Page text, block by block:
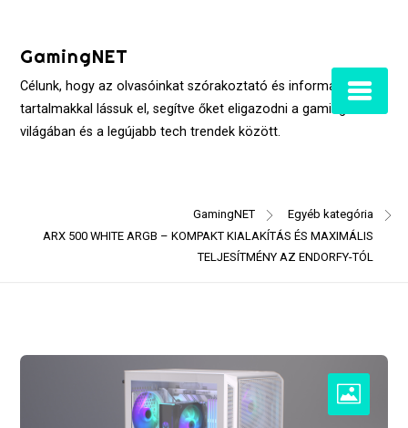
contentGamingNET
Célunk, hogy az olvasóinkat szórakoztató és informatív
tartalmakkal lássuk el, segítve őket eligazodni a gaming
világában és a legújabb tech trendek között.
GamingNET
Egyéb kategória
ARX 500 WHITE ARGB – KOMPAKT KIALAKÍTÁS ÉS MAXIMÁLIS
TELJESÍTMÉNY AZ ENDORFY-TÓL